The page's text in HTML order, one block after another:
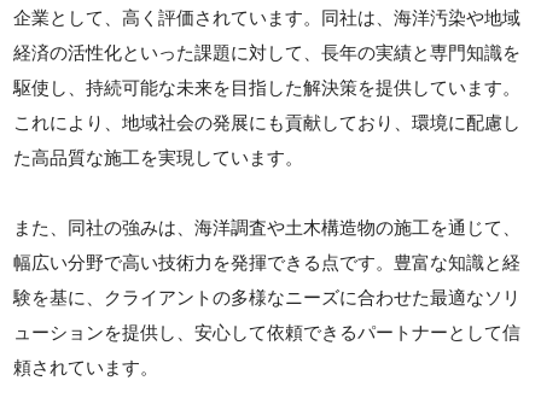
企業として、高く評価されています。同社は、海洋汚染や地域
経済の活性化といった課題に対して、長年の実績と専門知識を
駆使し、持続可能な未来を目指した解決策を提供しています。
これにより、地域社会の発展にも貢献しており、環境に配慮し
た高品質な施工を実現しています。
また、同社の強みは、海洋調査や土木構造物の施工を通じて、
幅広い分野で高い技術力を発揮できる点です。豊富な知識と経
験を基に、クライアントの多様なニーズに合わせた最適なソリ
ューションを提供し、安心して依頼できるパートナーとして信
頼されています。